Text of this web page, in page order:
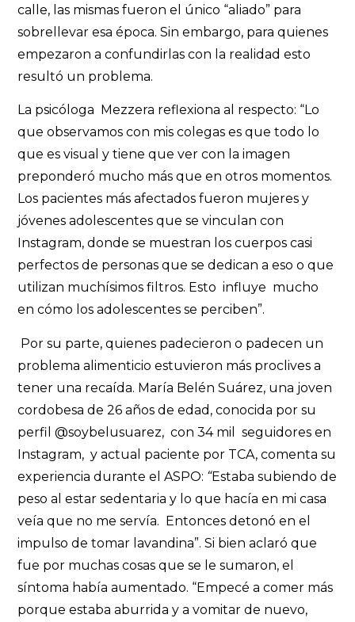
calle, las mismas fueron el único “aliado” para
sobrellevar esa época. Sin embargo, para quienes
empezaron a confundirlas con la realidad esto
resultó un problema.
La psicóloga Mezzera reflexiona al respecto: “Lo
que observamos con mis colegas es que todo lo
que es visual y tiene que ver con la imagen
preponderó mucho más que en otros momentos.
Los pacientes más afectados fueron mujeres y
jóvenes adolescentes que se vinculan con
Instagram, donde se muestran los cuerpos casi
perfectos de personas que se dedican a eso o que
utilizan muchísimos filtros. Esto influye mucho
en cómo los adolescentes se perciben”.
Por su parte, quienes padecieron o padecen un
problema alimenticio estuvieron más proclives a
tener una recaída. María Belén Suárez, una joven
cordobesa de 26 años de edad, conocida por su
perfil @soybelusuarez, con 34 mil seguidores en
Instagram, y actual paciente por TCA, comenta su
experiencia durante el ASPO: “Estaba subiendo de
peso al estar sedentaria y lo que hacía en mi casa
veía que no me servía. Entonces detonó en el
impulso de tomar lavandina”. Si bien aclaró que
fue por muchas cosas que se le sumaron, el
síntoma había aumentado. “Empecé a comer más
porque estaba aburrida y a vomitar de nuevo,